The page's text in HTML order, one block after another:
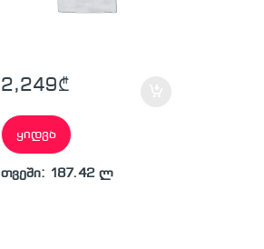
2,249₾
ყიდვა
თვეში: 187.42 ლ